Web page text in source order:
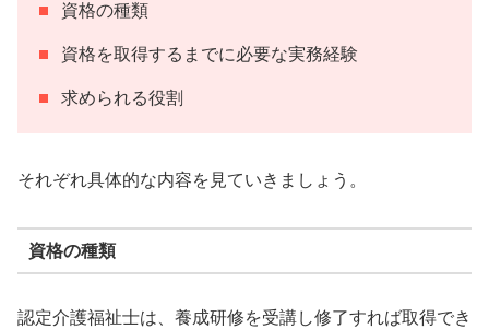
資格の種類
資格を取得するまでに必要な実務経験
求められる役割
それぞれ具体的な内容を見ていきましょう。
資格の種類
認定介護福祉士は、養成研修を受講し修了すれば取得でき